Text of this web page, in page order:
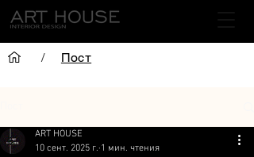
/ Пост
ART HOUSE
10 сент. 2025 г. 1 мин. чтения